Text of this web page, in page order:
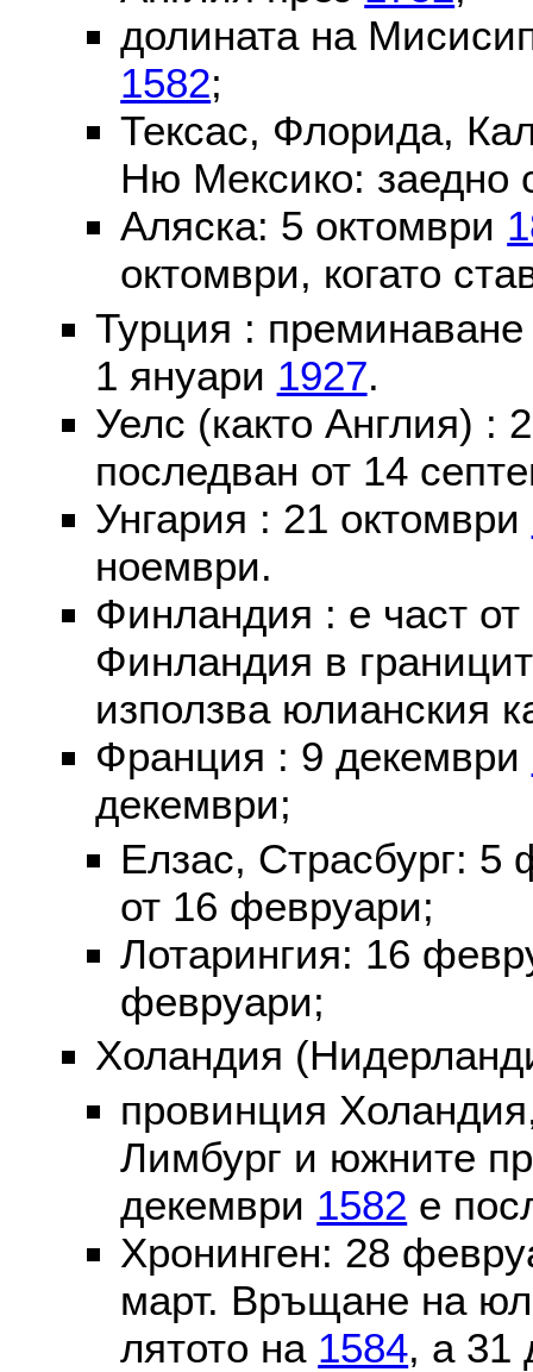
долината на
1582;
Тексас, Флорида,
Ню Мексико: заедно
Аляска: 5 октомври
октомври, когато
Турция :
1 януари 1927.
Уелс (както Англия) :
последван от 14
Унгария : 21 октомври
ноември.
Финландия : е част
Финландия в
използва юлианския
Франция : 9 декември
декември;
Елзас, Страсбург:
от 16 февруари;
Лотарингия: 16
февруари;
Холандия
провинция
Лимбург и южните
декември 1582 е
Хронинген: 28
март. Връщане на
лятото на 1584, а 31